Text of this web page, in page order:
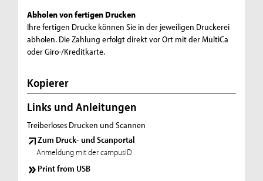
Abholen von fertigen Drucken
Ihre fertigen Drucke können Sie in der jeweiligen Druckerei
abholen. Die Zahlung erfolgt direkt vor Ort mit der MultiCa
oder Giro-/Kreditkarte.
Kopierer
Links und Anleitungen
Treiberloses Drucken und Scannen
Zum Druck- und Scanportal
Anmeldung mit der campusID
Print from USB